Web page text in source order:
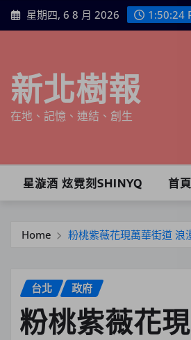
Skip
to
星期四, 6 8 月 2026 1:50:26
新北樹報
在地、記憶、連結、創生
星漩酒 炫霓刻SHINYQ 首頁
Home 粉桃紫薇花現萬華街道 浪
台北 政府
粉桃紫薇花